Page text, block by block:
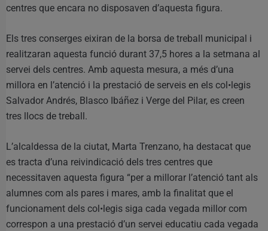
centres que encara no disposaven d’aquesta figura.
Els tres conserges eixiran de la borsa de treball municipal i
realitzaran aquesta funció durant 37,5 hores a la setmana al
servei dels centres. Amb aquesta mesura, a més d’una
millora en l’atenció i la prestació de serveis en els col•legis
Salvador Andrés, Blasco Ibáñez i Verge del Pilar, es creen
tres llocs de treball.
L’alcaldessa de la ciutat, Marta Trenzano, ha destacat que
es tracta d’una reivindicació dels tres centres que
necessitaven aquesta figura “per a millorar l’atenció tant als
alumnes com als pares i mares, amb la finalitat que el
funcionament dels col•legis siga cada vegada millor com
correspon a una prestació d’un servei educatiu cada vegada